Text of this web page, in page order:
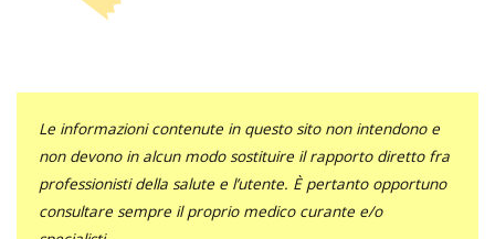
Le informazioni contenute in questo sito non intendono e
non devono in alcun modo sostituire il rapporto diretto fra
professionisti della salute e l’utente. È pertanto opportuno
consultare sempre il proprio medico curante e/o